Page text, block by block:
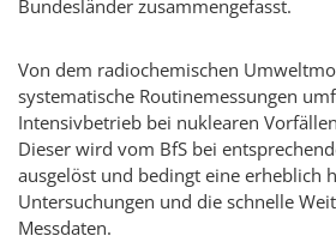
Bundesländer zusammengefasst.
Von dem radiochemischen
systematische Routinemessungen
Intensivbetrieb bei nuklearen
Dieser wird vom BfS bei
ausgelöst und bedingt eine erheblich
Untersuchungen und die schnelle
Messdaten.